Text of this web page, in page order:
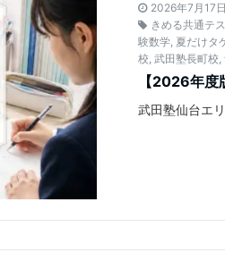
2026年7月17日
きめる共通テ
験数学, 夏だけタ
校,武田塾長町校,
【2026年度
武田塾仙台エ